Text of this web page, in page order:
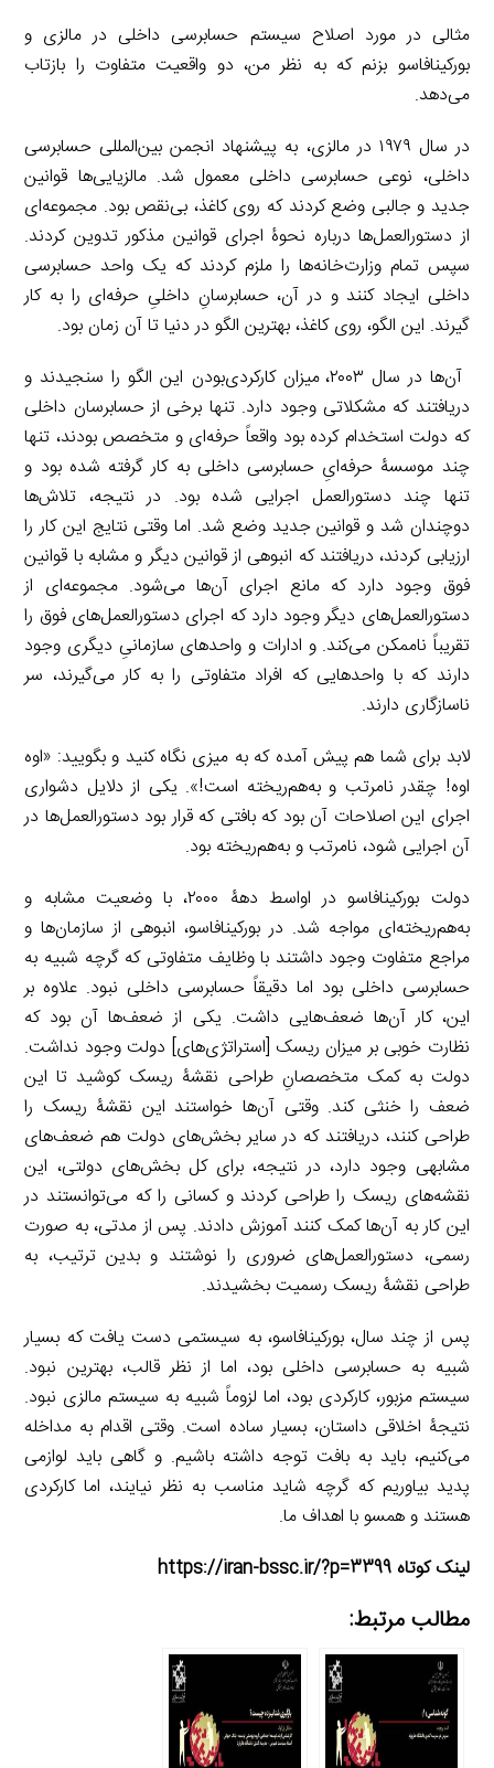
مثالی در مورد اصلاح سیستم حسابرسی داخلی در مالزی و
بورکینافاسو بزنم که به نظر من، دو واقعیت متفاوت را بازتاب
می‌دهد.
در سال ۱۹۷۹ در مالزی، به پیشنهاد انجمن بین‌المللی حسابرسی
داخلی، نوعی حسابرسی داخلی معمول شد. مالزیایی‌ها قوانین
جدید و جالبی وضع کردند که روی کاغذ، بی‌نقص بود. مجموعه‌ای
از دستورالعمل‌ها درباره نحوۀ اجرای قوانین مذکور تدوین کردند.
سپس تمام وزارت‌خانه‌ها را ملزم کردند که یک واحد حسابرسی
داخلی ایجاد کنند و در آن، حسابرسانِ داخلیِ حرفه‌ای را به کار
گیرند. این الگو، روی کاغذ، بهترین الگو در دنیا تا آن زمان بود.
آن‌ها در سال ۲۰۰۳، میزان کارکردی‌بودن این الگو را سنجیدند و
دریافتند که مشکلاتی وجود دارد. تنها برخی از حسابرسان داخلی
که دولت استخدام کرده بود واقعاً حرفه‌ای و متخصص بودند، تنها
چند موسسۀ حرفه‌ایِ حسابرسی داخلی به کار گرفته شده بود و
تنها چند دستورالعمل اجرایی شده بود. در نتیجه، تلاش‌ها
دوچندان شد و قوانین جدید وضع شد. اما وقتی نتایج این کار را
ارزیابی کردند، دریافتند که انبوهی از قوانین دیگر و مشابه با قوانین
فوق وجود دارد که مانع اجرای آن‌ها می‌شود. مجموعه‌ای از
دستورالعمل‌های دیگر وجود دارد که اجرای دستورالعمل‌های فوق را
تقریباً ناممکن می‌کند. و ادارات و واحدهای سازمانیِ دیگری وجود
دارند که با واحدهایی که افراد متفاوتی را به کار می‌گیرند، سر
ناسازگاری دارند.
لابد برای شما هم پیش آمده که به میزی نگاه کنید و بگویید: «اوه
اوه! چقدر نامرتب و به‌هم‌ریخته است!». یکی از دلایل دشواری
اجرای این اصلاحات آن بود که بافتی که قرار بود دستورالعمل‌ها در
آن اجرایی شود، نامرتب و به‌هم‌ریخته بود.
دولت بورکینافاسو در اواسط دهۀ ۲۰۰۰، با وضعیت مشابه و
به‌هم‌ریخته‌ای مواجه شد. در بورکینافاسو، انبوهی از سازمان‌ها و
مراجع متفاوت وجود داشتند با وظایف متفاوتی که گرچه شبیه به
حسابرسی داخلی بود اما دقیقاً حسابرسی داخلی نبود. علاوه بر
این، کار آن‌ها ضعف‌هایی داشت. یکی از ضعف‌ها آن بود که
نظارت خوبی بر میزان ریسک [استراتژی‌های] دولت وجود نداشت.
دولت به کمک متخصصانِ طراحی نقشۀ ریسک کوشید تا این
ضعف را خنثی کند. وقتی آن‌ها خواستند این نقشۀ ریسک را
طراحی کنند، دریافتند که در سایر بخش‌های دولت هم ضعف‌های
مشابهی وجود دارد، در نتیجه، برای کل بخش‌های دولتی، این
نقشه‌های ریسک را طراحی کردند و کسانی را که می‌توانستند در
این کار به آن‌ها کمک کنند آموزش دادند. پس از مدتی، به صورت
رسمی، دستورالعمل‌های ضروری را نوشتند و بدین ترتیب، به
طراحی نقشۀ ریسک رسمیت بخشیدند.
پس از چند سال، بورکینافاسو، به سیستمی دست یافت که بسیار
شبیه به حسابرسی داخلی بود، اما از نظر قالب، بهترین نبود.
سیستم مزبور، کارکردی بود، اما لزوماً شبیه به سیستم مالزی نبود.
نتیجۀ اخلاقی داستان، بسیار ساده است. وقتی اقدام به مداخله
می‌کنیم، باید به بافت توجه داشته باشیم. و گاهی باید لوازمی
پدید بیاوریم که گرچه شاید مناسب به نظر نیایند، اما کارکردی
هستند و همسو با اهداف ما.
لینک کوتاه https://iran-bssc.ir/?p=3399
مطالب مرتبط: